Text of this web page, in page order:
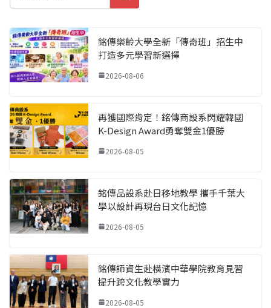
銘傳樂齡大學全新「傳奇班」招生中
打造多元學習新選擇
2026-08-06
再獲國際肯定！銘傳商設系閃耀韓國
K-Design Award勇奪雙金1優勝
2026-08-05
銘傳品設系赴日移地教學 攜手千葉大
學以設計再現台日文化記憶
2026-08-05
銘傳師資生赴橫濱中華學院教育見習
提升跨文化教學實力
2026-08-05